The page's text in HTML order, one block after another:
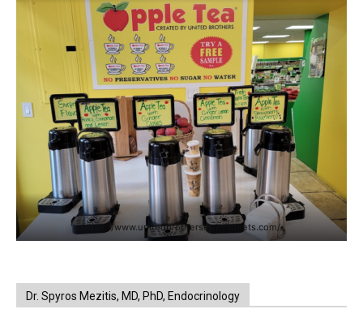
https://www.unitedbrothersfruitmarkets.com/
Dr. Spyros Mezitis, MD, PhD, Endocrinology